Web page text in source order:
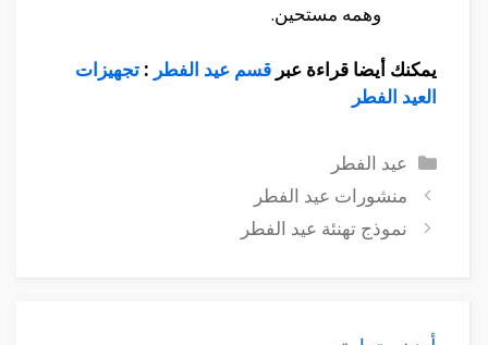
وهمه مستحين.
يمكنك أيضا قراءة عبر قسم عيد الفطر : تجهيزات
العيد الفطر
التصنيفات
عيد الفطر
منشورات عيد الفطر
نموذج تهنئة عيد الفطر